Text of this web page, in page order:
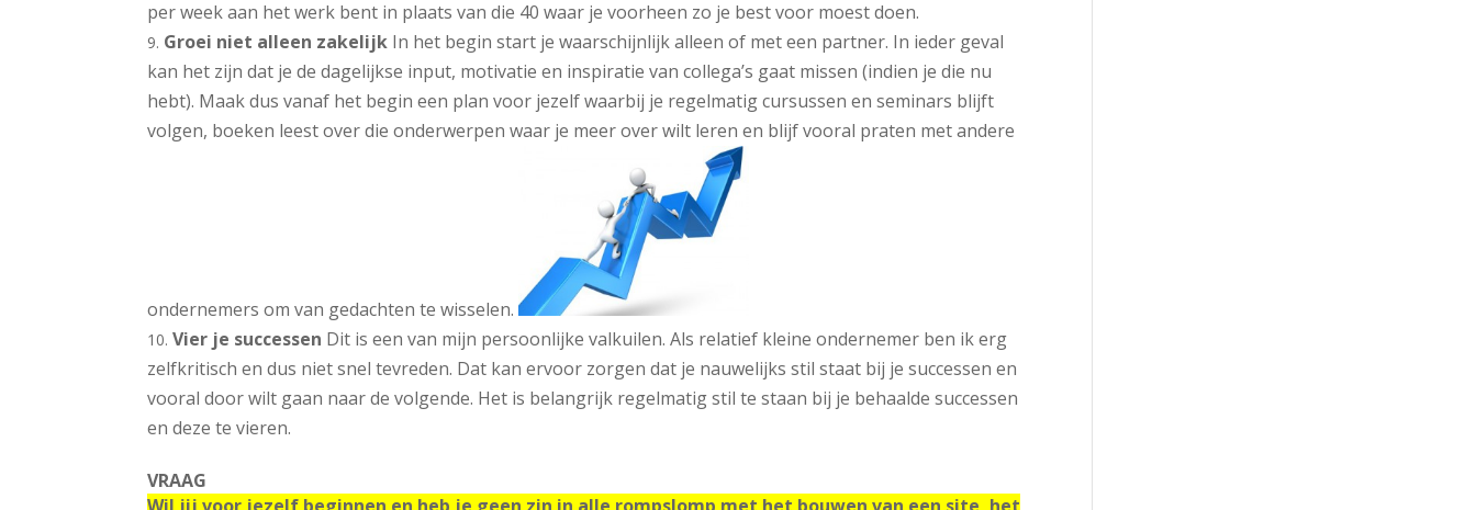
per week aan het werk bent in plaats van die 40 waar je voorheen zo je best voor moest doen.
Groei niet alleen zakelijk In het begin start je waarschijnlijk alleen of met een partner. In ieder geval
kan het zijn dat je de dagelijkse input, motivatie en inspiratie van collega’s gaat missen (indien je die nu
hebt). Maak dus vanaf het begin een plan voor jezelf waarbij je regelmatig cursussen en seminars blijft
volgen, boeken leest over die onderwerpen waar je meer over wilt leren en blijf vooral praten met andere
ondernemers om van gedachten tewisselen.
Vier je successen Dit is een van mijn persoonlijke valkuilen. Als relatief kleine ondernemer ben ik erg
zelfkritisch en dus niet snel tevreden. Dat kan ervoor zorgen dat je nauwelijks stil staat bij je successen en
vooral door wilt gaan naar de volgende. Het is belangrijk regelmatig stil te staan bij je behaalde successen
en deze te vieren.
VRAAG